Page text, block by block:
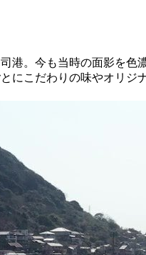
港。今も当時の面影を
こだわりの味やオリジ